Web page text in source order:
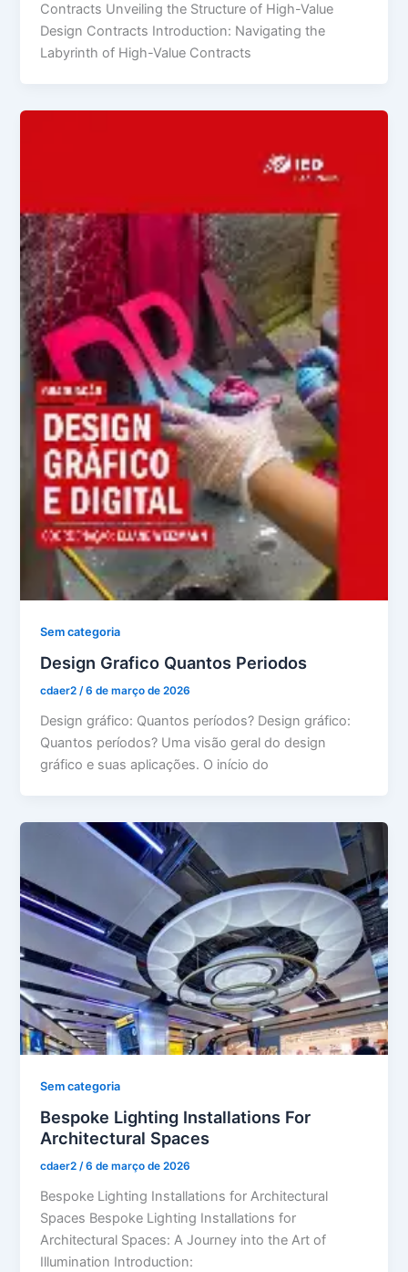
Contracts Unveiling the Structure of High-Value
Design Contracts Introduction: Navigating the
Labyrinth of High-Value Contracts
Sem categoria
Design Grafico Quantos Periodos
cdaer2/6 de março de 2026
Design gráfico: Quantos períodos? Design gráfico:
Quantos períodos? Uma visão geral do design
gráfico e suas aplicações. O início do
Sem categoria
Bespoke Lighting Installations For
Architectural Spaces
cdaer2/6 de março de 2026
Bespoke Lighting Installations for Architectural
Spaces Bespoke Lighting Installations for
Architectural Spaces: A Journey into the Art of
Illumination Introduction: